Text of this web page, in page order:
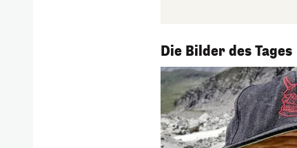
Die Bilder des Tages
1/54